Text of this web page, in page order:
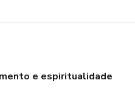
e espiritualidade